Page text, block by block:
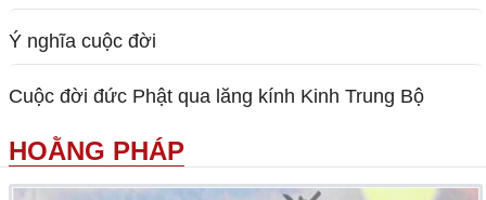
Ý nghĩa cuộc đời
Cuộc đời đức Phật qua lăng kính Kinh Trung Bộ
HOẰNG PHÁP